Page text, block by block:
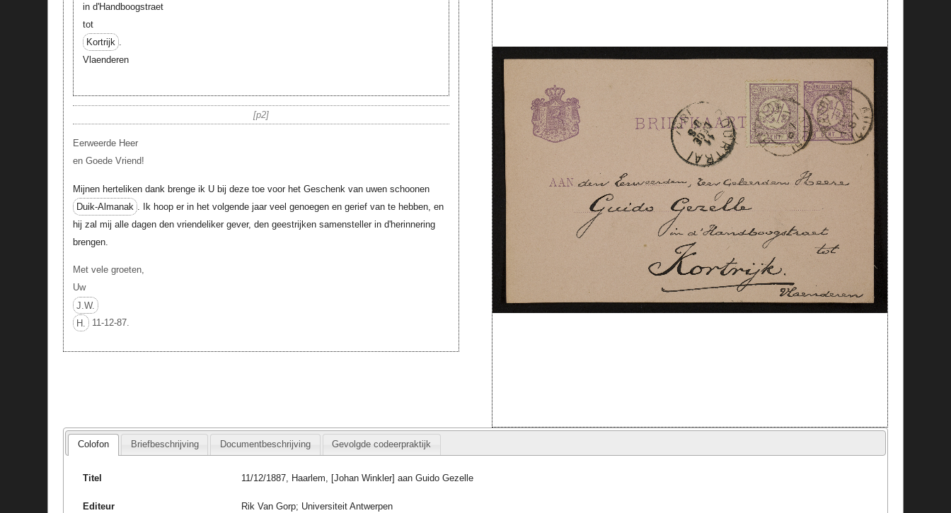
in d'Handboogstraet
tot
Kortrijk .
Vlaenderen
p2
Eerweerde Heer
en Goede Vriend!
Mijnen herteliken dank brenge ik U bij deze toe voor het Geschenk van uwen schoonen
Duik-Almanak . Ik hoop er in het volgende jaar veel genoegen en gerief van te hebben, en
hij zal mij alle dagen den vriendeliker gever, den geestrijken samensteller in d'herinnering
brengen.
Met vele groeten,
Uw
J.W.
H. 11-12-87.
Colofon Briefbeschrijving Documentbeschrijving Gevolgde codeerpraktijk
Titel 11/12/1887, Haarlem, [Johan Winkler] aan Guido Gezelle
Editeur Rik Van Gorp; Universiteit Antwerpen